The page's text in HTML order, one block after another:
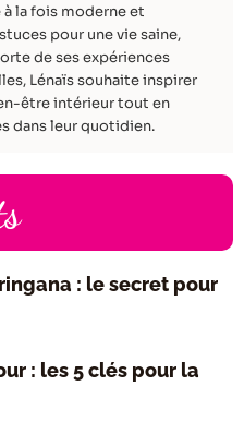
la fois moderne et
pour une vie saine,
de ses expériences
Lénaïs souhaite inspirer
être intérieur tout en
dans leur quotidien.
: le secret pour
: les 5 clés pour la